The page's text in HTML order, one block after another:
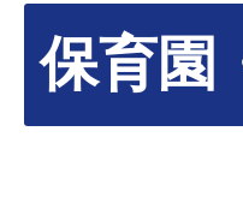
保育園